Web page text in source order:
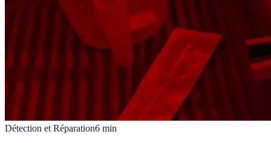
Détection et Réparation6 min